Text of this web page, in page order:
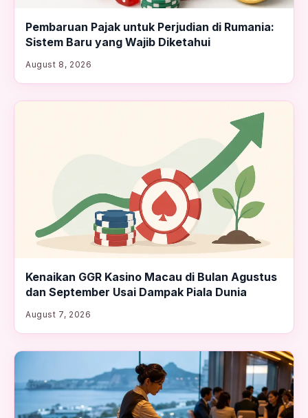
Pembaruan Pajak untuk Perjudian di Rumania:
Sistem Baru yang Wajib Diketahui
August 8, 2026
Kenaikan GGR Kasino Macau di Bulan Agustus
dan September Usai Dampak Piala Dunia
August 7, 2026